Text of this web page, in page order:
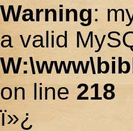
Warning:
a valid
on line 218
ï»¿